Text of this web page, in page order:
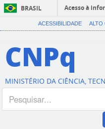
BRASIL
Acesso à
ACESSIBILIDADE ALTO
CNPq
MINISTÉRIO DA CIÊNCIA,